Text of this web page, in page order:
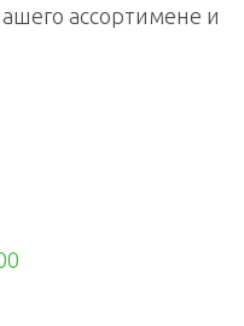
ассортимене и